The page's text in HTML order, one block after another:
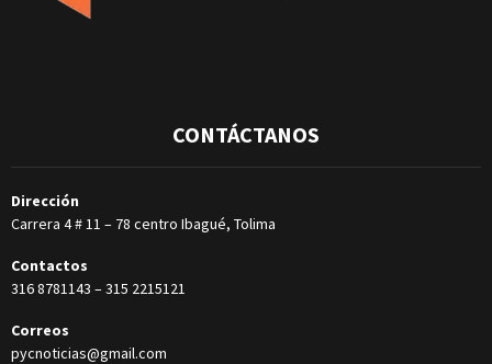
CONTÁCTANOS
Dirección
Carrera 4 # 11 – 78 centro Ibagué, Tolima
Contactos
316 8781143 –315 2215121
Correos
pycnoticias@gmail.com